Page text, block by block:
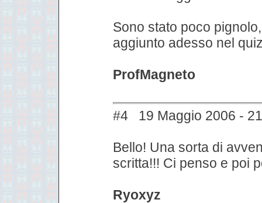
Sono stato poco
aggiunto adesso nel
ProfMagneto
#4 19 Maggio 2006 -
Bello! Una sorta di
scritta!!! Ci penso e poi
Ryoxyz